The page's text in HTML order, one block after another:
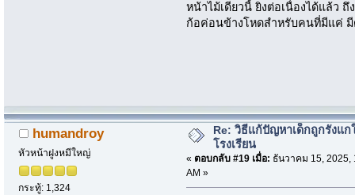
หน้าไม้เดียวนี้ ยิงต่อเนื่องได้แล้ว
ก้อค่อนข้างโหดสำหรับคนที่มีแค่
humandroy
หัวหน้าฝูงหมีใหญ่
กระทู้: 1,324
Re: วิธีแก้ปัญหาเด็กถูกรังแก
โรงเรียน
« ตอบกลับ #19 เมื่อ: ธันวาคม 15, 2025,
AM »